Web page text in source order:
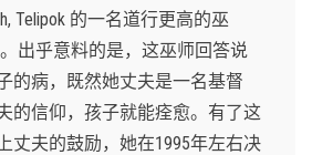
Telipok 的一名道行更高的巫
。出乎意料的是，这巫师回答说
的病，既然她丈夫是一名基督
的信仰，孩子就能痊愈。有了这
丈夫的鼓励，她在1995年左右决